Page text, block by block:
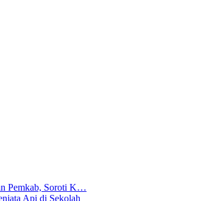
Pemkab, Soroti K…